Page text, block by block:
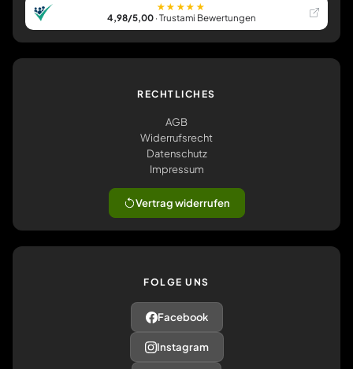
★★★★★
4,98/5,00· Trustami Bewertungen
RECHTLICHES
AGB
Widerrufsrecht
Datenschutz
Impressum
Vertrag widerrufen
FOLGE UNS
Facebook
Instagram